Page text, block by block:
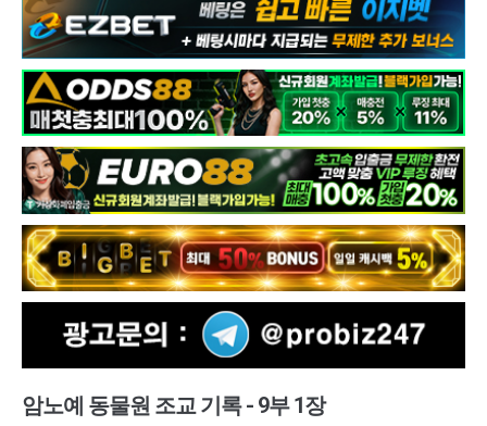
암노예 동물원 조교 기록 - 9부 1장